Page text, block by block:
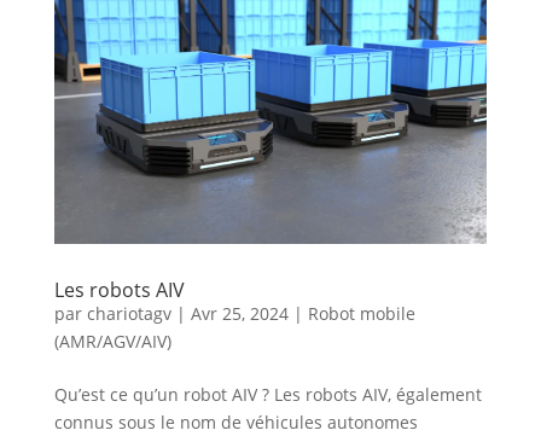
Les robots AIV
par chariotagv| Avr 25, 2024| Robot mobile
(AMR/AGV/AIV)
Qu’est ce qu’un robot AIV ? Les robots AIV, également
connus sous le nom de véhicules autonomes